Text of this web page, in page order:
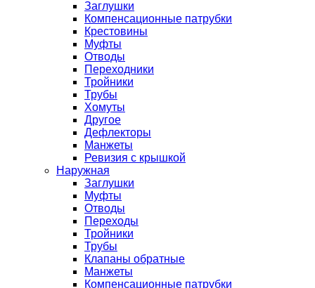
Заглушки
Компенсационные патрубки
Крестовины
Муфты
Отводы
Переходники
Тройники
Трубы
Хомуты
Другое
Дефлекторы
Манжеты
Ревизия с крышкой
Наружная
Заглушки
Муфты
Отводы
Переходы
Тройники
Трубы
Клапаны обратные
Манжеты
Компенсационные патрубки